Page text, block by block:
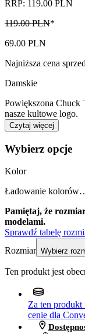
RRP: 119.00 PLN
119.00 PLN*
69.00 PLN
Najniższa cena
Damskie
Powiększona Chuck
nasze kultowe logo.
Czytaj więcej
Wybierz opcje
Kolor
Ładowanie
Pamiętaj, że
modelami.
Sprawdź tabelę
Rozmiar Wybierz
Ten produkt jest
Za ten produkt
cenie dla